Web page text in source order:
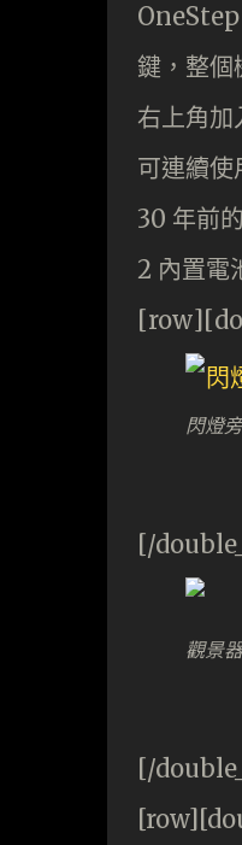
OneStep
鍵，整個
右上角
可連續
30 年前
2 內置電
閃燈
[/
觀景
[/